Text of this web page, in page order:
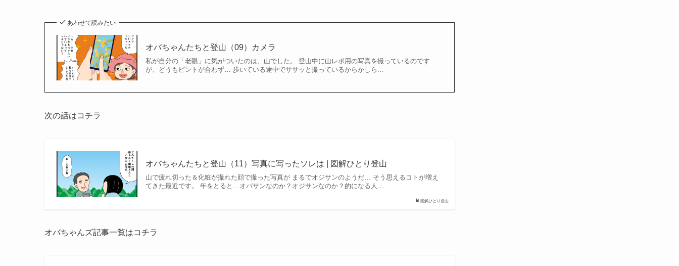
あわせて読みたい
オバちゃんたちと登山（09）カメラ
私が自分の「老眼」に気がついたのは、山でした。 登山中に山レポ用の写真を撮っているのです
が、どうもピントが合わず… 歩いている途中でササッと撮っているからかしら...
次の話はコチラ
図解ひとり登山
オバちゃんたちと登山（11）写真に写ったソレは | 図解ひとり登山
山で疲れ切った＆化粧が撮れた顔で撮った写真が まるでオジサンのようだ… そう思えるコトが増え
てきた最近です。 年をとると…オバサンなのか？オジサンなのか？的になる人…
オバちゃんズ記事一覧はコチラ